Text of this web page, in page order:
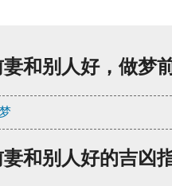
和别人好，做梦
和别人好的吉凶